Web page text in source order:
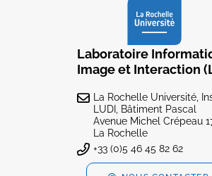
Laboratoire
Image et Interaction
La Rochelle Université,
LUDI, Bâtiment Pascal
Avenue Michel Crépeau
La Rochelle
+33 (0)5 46 45 82 62